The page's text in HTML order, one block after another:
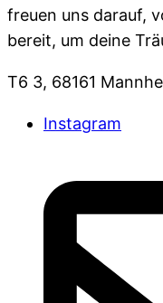
freuen uns darauf,
bereit, um deine
T6 3, 68161
Instagram